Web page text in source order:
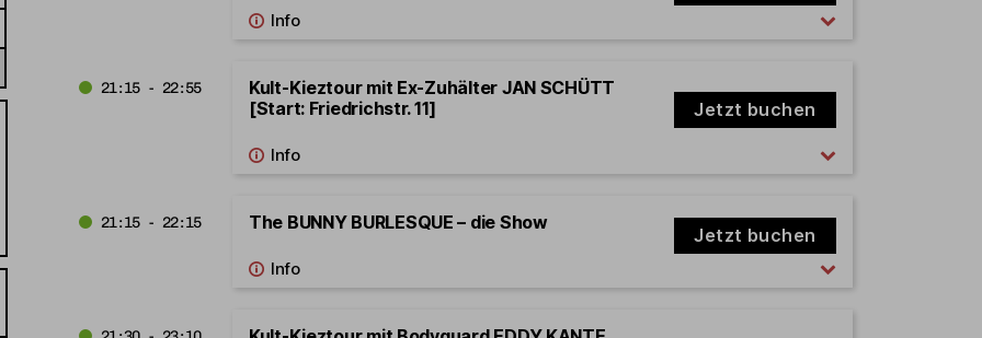
21:15 - 22:55
Kult-Kieztour mit Ex-Zuhälter JAN SCHÜTT
[Start: Friedrichstr. 11]
Jetzt buchen
21:15 - 22:15 The BUNNY BURLESQUE – die Show
Jetzt buchen